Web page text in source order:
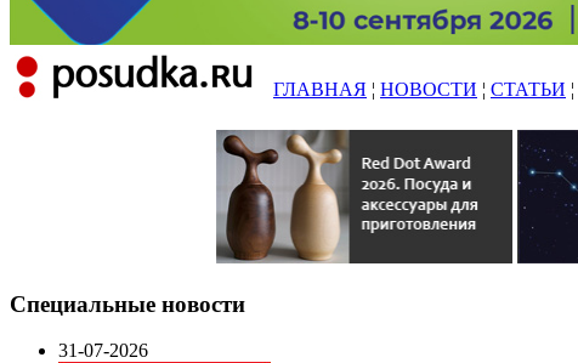
ГЛАВНАЯ ¦ НОВОСТИ ¦ СТАТЬИ ¦
Специальные новости
31-07-2026